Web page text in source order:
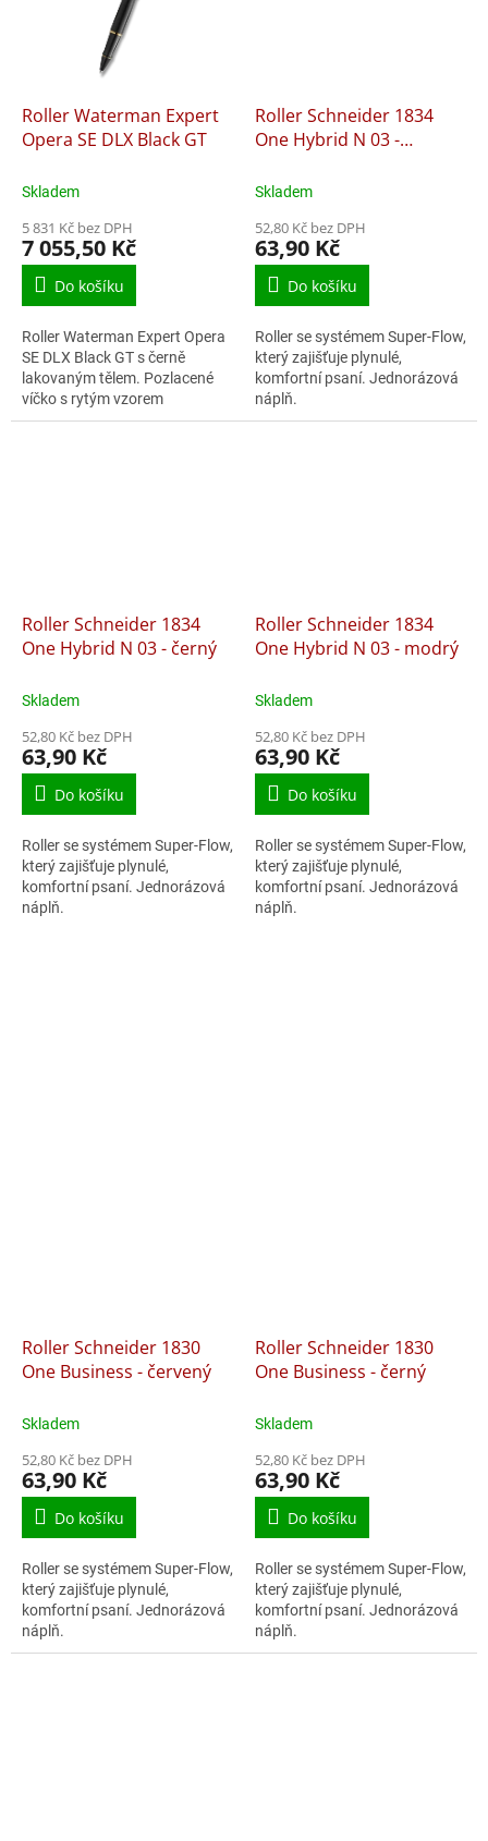
Roller Waterman Expert
Opera SE DLX Black GT
Skladem
5 831 Kč bez DPH
7 055,50 Kč
Do košíku
Roller Waterman Expert Opera
SE DLX Black GT s černě
lakovaným tělem. Pozlacené
víčko s rytým vzorem
inspirovaným operou. V
Roller Schneider 1834
One Hybrid N 03 -
Skladem
52,80 Kč bez DPH
63,90 Kč
Do košíku
Roller se systémem Super-Flow,
který zajišťuje plynulé,
komfortní psaní. Jednorázová
náplň.
Roller Schneider 1834
One Hybrid N 03 - černý
Skladem
52,80 Kč bez DPH
63,90 Kč
Do košíku
Roller se systémem Super-Flow,
který zajišťuje plynulé,
komfortní psaní. Jednorázová
náplň.
Roller Schneider 1834
One Hybrid N 03 - modrý
Skladem
52,80 Kč bez DPH
63,90 Kč
Do košíku
Roller se systémem Super-Flow,
který zajišťuje plynulé,
komfortní psaní. Jednorázová
náplň.
Roller Schneider 1830
One Business - červený
Skladem
52,80 Kč bez DPH
63,90 Kč
Do košíku
Roller se systémem Super-Flow,
který zajišťuje plynulé,
komfortní psaní. Jednorázová
náplň.
Roller Schneider 1830
One Business - černý
Skladem
52,80 Kč bez DPH
63,90 Kč
Do košíku
Roller se systémem Super-Flow,
který zajišťuje plynulé,
komfortní psaní. Jednorázová
náplň.